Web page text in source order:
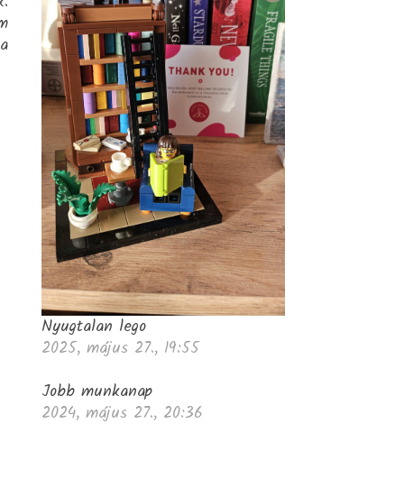
Nyugtalan lego
2025, május 27., 19:55
Jobb munkanap
2024, május 27., 20:36